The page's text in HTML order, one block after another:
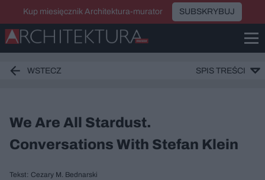
Kup miesięcznik Architektura-murator SUBSKRYBUJ
WSTECZ SPIS TREŚCI
We Are All Stardust.
Conversations With Stefan Klein
Tekst: Cezary M. Bednarski